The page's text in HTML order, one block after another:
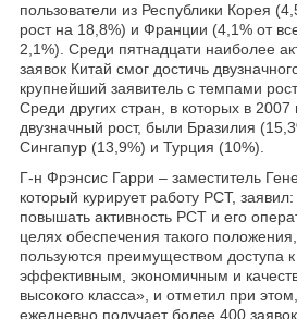
пользователи из Республики Корея
рост на 18,8%) и Франции (4,1% от
2,1%). Среди пятнадцати наиболее
заявок Китай смог достичь
крупнейший заявитель с темпами
Среди других стран, в которых в 2007
двузначный рост, были Бразилия
Сингапур (13,9%) и Турция (10%).
Г-н Фрэнсис Гарри – заместитель
который курирует работу РСТ,
повышать активность РСТ и его
целях обеспечения такого
пользуются преимуществом доступа
эффективным, экономичным и
высокого класса», и отметил при
ежедневно получает более 400